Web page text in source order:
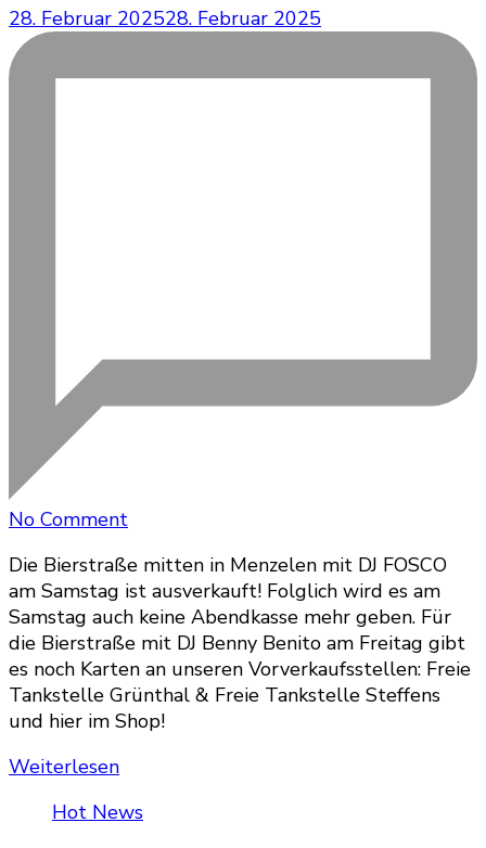
28. Februar 202528. Februar 2025
No Commenton
2025
ausverkauft!
Die Bierstraße mitten in Menzelen mit DJ FOSCO
am Samstag ist ausverkauft! Folglich wird es am
Samstag auch keine Abendkasse mehr geben. Für
die Bierstraße mit DJ Benny Benito am Freitag gibt
es noch Karten an unseren Vorverkaufsstellen: Freie
Tankstelle Grünthal & Freie Tankstelle Steffens
und hier im Shop!
Weiterlesen
Hot News